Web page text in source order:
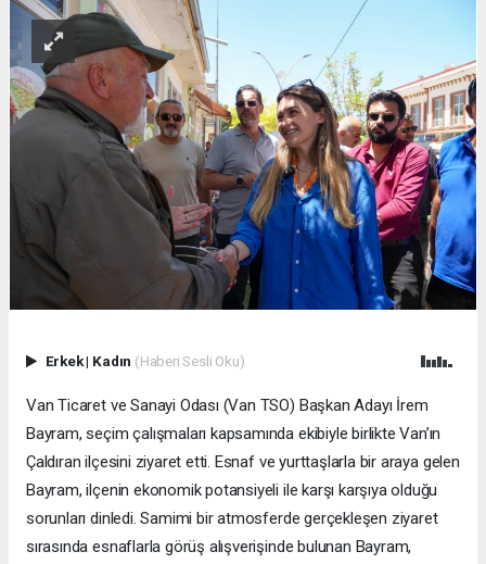
Erkek| Kadın (Haberi Sesli Oku)
Van Ticaret ve Sanayi Odası (Van TSO) Başkan Adayı İrem
Bayram, seçim çalışmaları kapsamında ekibiyle birlikte Van’ın
Çaldıran ilçesini ziyaret etti. Esnaf ve yurttaşlarla bir araya gelen
Bayram, ilçenin ekonomik potansiyeli ile karşı karşıya olduğu
sorunları dinledi. Samimi bir atmosferde gerçekleşen ziyaret
sırasında esnaflarla görüş alışverişinde bulunan Bayram,